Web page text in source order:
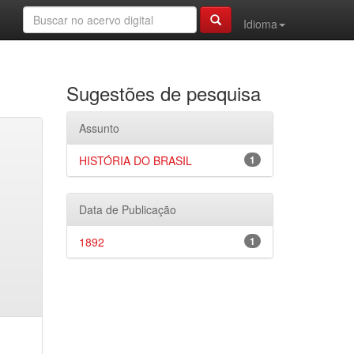
Idioma
Sugestões de pesquisa
Assunto
1
HISTÓRIA DO BRASIL
Data de Publicação
1
1892